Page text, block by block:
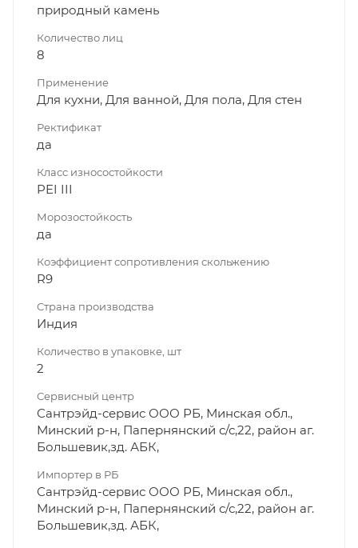
природный камень
Количество лиц
8
Применение
Для кухни, Для ванной, Для пола, Для стен
Ректификат
да
Класс износостойкости
PEI III
Морозостойкость
да
Коэффициент сопротивления скольжению
R9
Страна производства
Индия
Количество в упаковке, шт
2
Сервисный центр
Сантрэйд-сервис ООО РБ, Минская обл.,
Минский р-н, Папернянский с/с,22, район аг.
Большевик,зд. АБК,
Импортер в РБ
Сантрэйд-сервис ООО РБ, Минская обл.,
Минский р-н, Папернянский с/с,22, район аг.
Большевик,зд. АБК,